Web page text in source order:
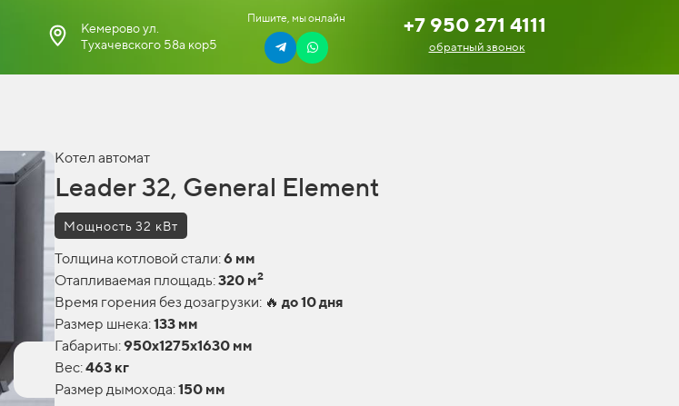
Кемерово ул.
Тухачевского 58а кор5
Пишите, мы онлайн +7 950 271 4111
обратный звонок
Котел автомат
Leader 32, General Element
Мощность 32 кВт
Толщина котловой стали:6 мм
Отапливаемая площадь:320 м2
Время горения без дозагрузки: 🔥 до 10 дня
Размер шнека:133 мм
Габариты:950х1275х1630 мм
Вес:463 кг
Размер дымохода:150 мм